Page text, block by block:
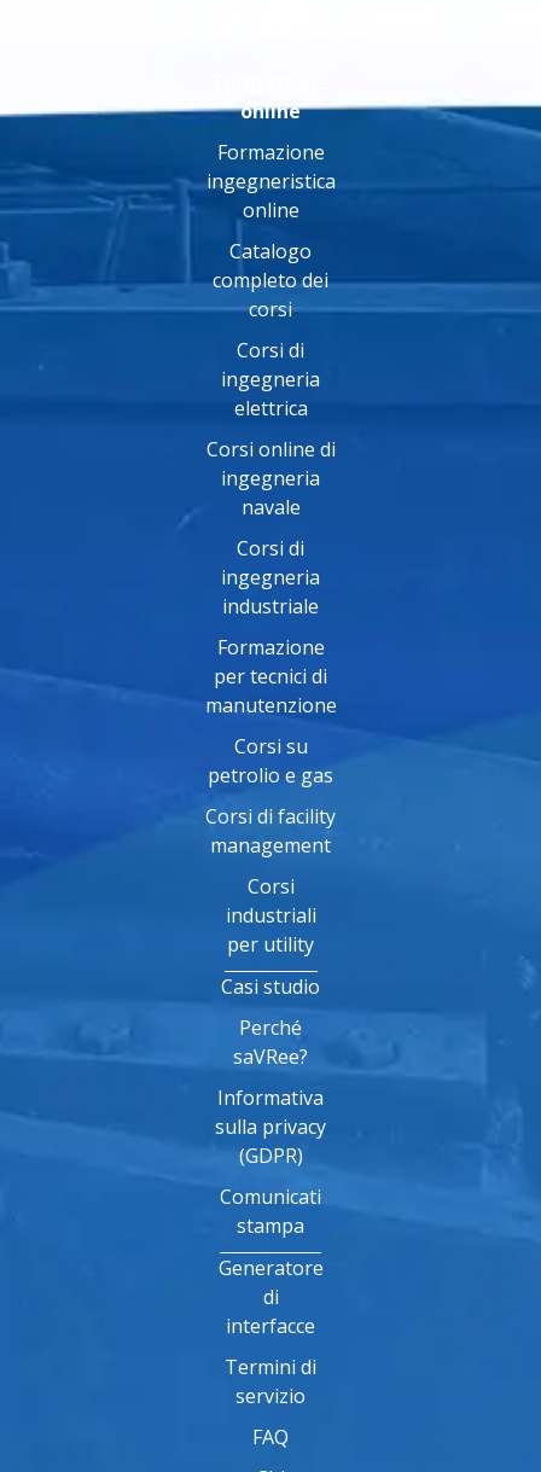
online
Formazione
ingegneristica
online
Catalogo
completo dei
corsi
Corsi di
ingegneria
elettrica
Corsi online di
ingegneria
navale
Corsi di
ingegneria
industriale
Formazione
per tecnici di
manutenzione
Corsi su
petrolio e gas
Corsi di facility
management
Corsi
industriali
per utility
Casi studio
Perché
saVRee?
Informativa
sulla privacy
(GDPR)
Comunicati
stampa
Generatore
di
interfacce
Termini di
servizio
FAQ